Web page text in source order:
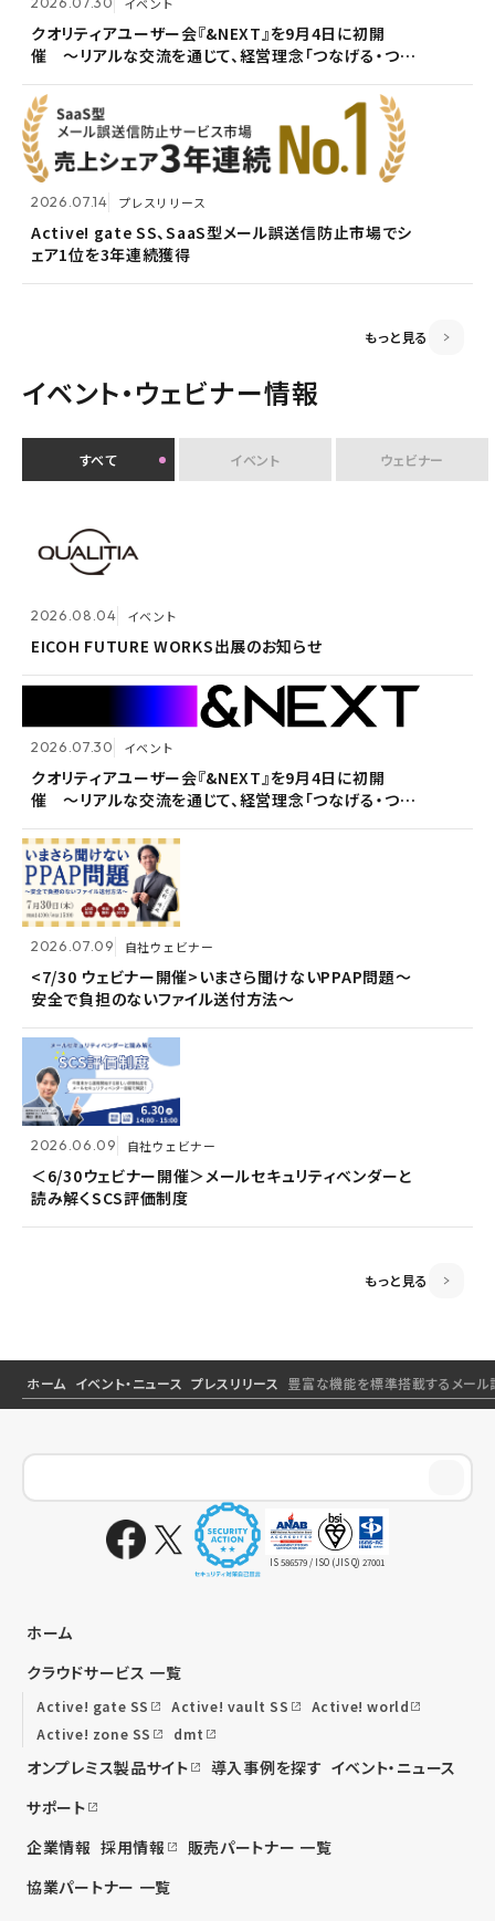
クオリティアユーザー会『&NEXT』を9月4日に初開
催 〜リアルな交流を通じて、経営理念「つなげる・つな
2026.07.14 プレスリリース
Active! gate SS、SaaS型メール誤送信防止市場でシ
ェア1位を3年連続獲得
2026.07.09 自社ウェビナー
<7/30 ウェビナー開催>いまさら聞けないPPAP問題～
2026.06.18 プレスリリース
富山県内7信用金庫、DEEPMailとPOWER EGGの連携
2026.05.13 メンテナンス
ホームページ『メンテナンス作業による一時閉鎖』のお
知らせ
お知らせ
もっと見る
イベント・ウェビナー情報
すべて イベント ウェビナー
2026.08.04 イベント
EICOH FUTURE WORKS出展のお知らせ
2026.07.30 イベント
クオリティアユーザー会『&NEXT』を9月4日に初開
催 〜リアルな交流を通じて、経営理念「つなげる・つな
2026.07.09 自社ウェビナー
<7/30 ウェビナー開催>いまさら聞けないPPAP問題～
安全で負担のないファイル送付方法～
2026.06.09 自社ウェビナー
＜6/30ウェビナー開催＞メールセキュリティベンダーと
読み解くSCS評価制度
2026.08.04 イベント
EICOH FUTURE WORKS出展のお知らせ
2026.07.30 イベント
クオリティアユーザー会『&NEXT』を9月4日に初開
催 〜リアルな交流を通じて、経営理念「つなげる・つな
2026.07.09 自社ウェビナー
<7/30 ウェビナー開催>いまさら聞けないPPAP問題～
安全で負担のないファイル送付方法～
2026.06.09 自社ウェビナー
＜6/30ウェビナー開催＞メールセキュリティベンダーと
読み解くSCS評価制度
2026.07.30
クオリティアユーザー会『&NEXT』を9月4日に初開
催 〜リアルな交流を通じて、経営理念「つなげる・つな
がる想いを未来へつなぐ」を体現〜
2026.07.09 自社ウェビナー
<7/30 ウェビナー開催>いまさら聞けないPPAP問題～
2026.06.09 自社ウェビナー
＜6/30ウェビナー開催＞メールセキュリティベンダーと
2026.04.28 共催ウェビナー
＜5/21ウェビナー開催＞ゼロトラスト思考～信用しない
もっと見る
ホーム イベント・ニュース プレスリリース 豊富な機能を標準搭載するメー
IS 586579 / ISO (JIS Q) 27001
ホーム
クラウドサービス 一覧
Active! gate SS Active! vault SS
Active! world
Active! zone SS
dmt
オンプレミス製品サイト 導入事例を探す イベント・ニュース
サポート
企業情報 採用情報
販売パートナー 一覧
協業パートナー 一覧